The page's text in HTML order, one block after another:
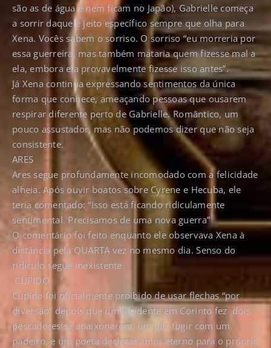
são as de água e nem ficam no Japão), Gabrielle começa
a sorrir daquele jeito específico sempre que olha para
Xena. Vocês sabem o sorriso. O sorriso “eu morreria por
essa guerreira, mas também mataria quem fizesse mal a
ela, embora ela provavelmente fizesse isso antes”.
Já Xena continua expressando sentimentos da única
forma que conhece, ameaçando pessoas que ousarem
respirar diferente perto de Gabrielle. Romântico, um
pouco assustador, mas não podemos dizer que não seja
consistente.
ARES
Ares segue profundamente incomodado com a felicidade
alheia. Após ouvir boatos sobre Cyrene e Hecuba, ele
teria comentado: “Isso está ficando ridiculamente
sentimental. Precisamos de uma nova guerra”
O comentário foi feito enquanto ele observava Xena à
distância pela QUARTA vez no mesmo dia.Senso do
ridículo segue inexistente.
CUPIDO
Cupido foi oficialmente proibido de usar flechas “por
diversão” depois que um incidente em Corinto fez dois
pescadores se apaixonarem, um juiz fugir com um
padeiro, e um poeta declarar amor eterno para o próprio